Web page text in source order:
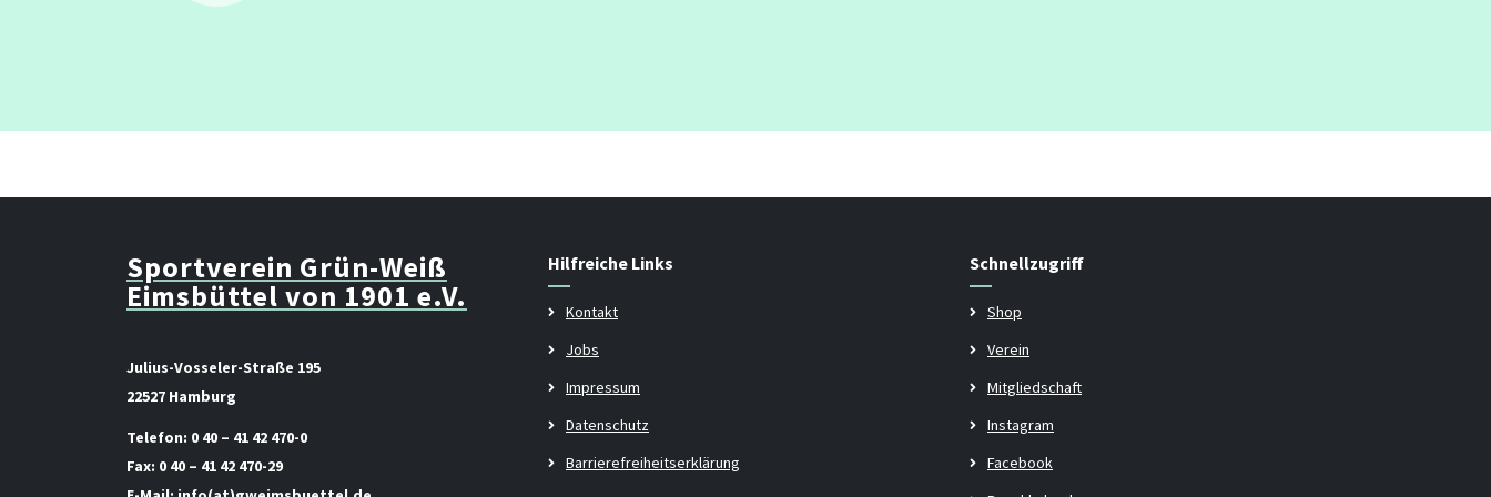
Sportverein Grün-Weiß
Eimsbüttel von 1901 e.V.
Julius-Vosseler-Straße 195
22527 Hamburg
Telefon: 0 40 – 41 42 470-0
Fax: 0 40 – 41 42 470-29
Hilfreiche Links
Kontakt
Jobs
Impressum
Datenschutz
Barrierefreiheitserklärung
Schnellzugriff
Shop
Verein
Mitgliedschaft
Instagram
Facebook